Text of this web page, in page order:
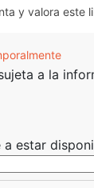
y valora este
a la
a estar